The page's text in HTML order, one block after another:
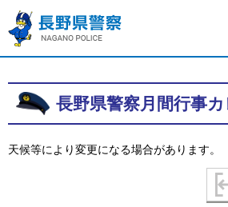
長野県警察
長野県警察月間行事
天候等により変更になる場合があります。